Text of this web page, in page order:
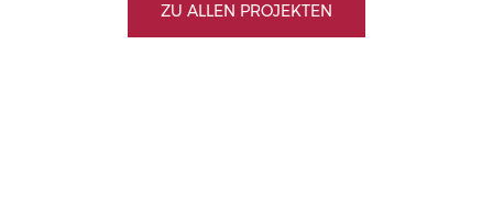
ZU ALLEN PROJEKTEN